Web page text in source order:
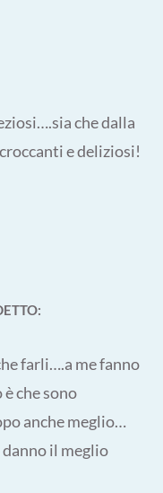
che dalla
e deliziosi!
farli….a me fanno
che sono
anche meglio…
il meglio